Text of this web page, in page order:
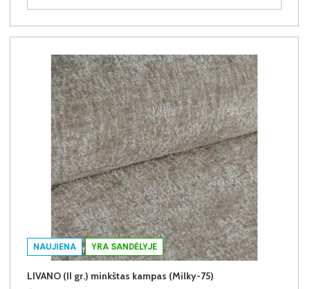
NAUJIENA YRA SANDĖLYJE
LIVANO (II gr.) minkštas kampas (Milky-75)